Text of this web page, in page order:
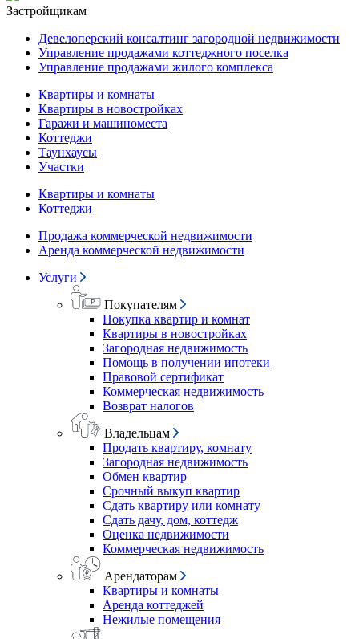
Застройщикам
Девелоперский консалтинг загородной недвижимости
Управление продажами коттеджного поселка
Управление продажами жилого комплекса
Квартиры и комнаты
Квартиры в новостройках
Гаражи и машиноместа
Коттеджи
Таунхаусы
Участки
Квартиры и комнаты
Коттеджи
Продажа коммерческой недвижимости
Аренда коммерческой недвижимости
Услуги
Покупателям
Покупка квартир и комнат
Квартиры в новостройках
Загородная недвижимость
Помощь в получении ипотеки
Правовой сертификат
Коммерческая недвижимость
Возврат налогов
Владельцам
Продать квартиру, комнату
Загородная недвижимость
Обмен квартир
Срочный выкуп квартир
Сдать квартиру или комнату
Сдать дачу, дом, коттедж
Оценка недвижимости
Коммерческая недвижимость
Арендаторам
Квартиры и комнаты
Аренда коттеджей
Нежилые помещения